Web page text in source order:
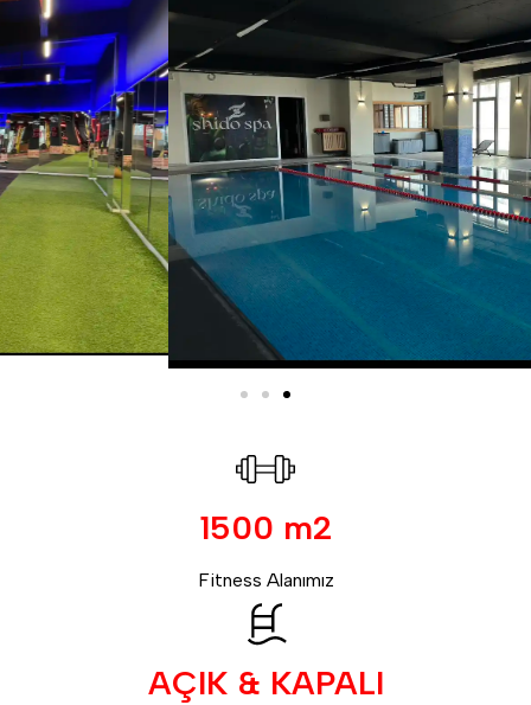
1500 m2
Fitness Alanımız
AÇIK & KAPALI